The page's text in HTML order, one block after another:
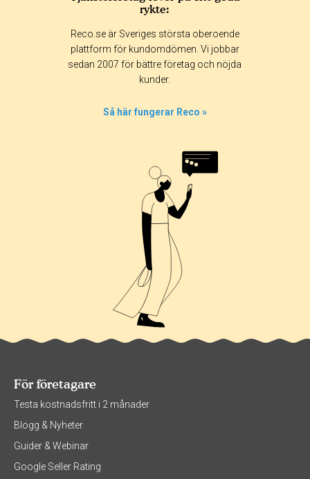
rykte:
Reco.se är Sveriges största oberoende
plattform för kundomdömen. Vi jobbar
sedan 2007 för bättre företag och nöjda
kunder.
Så här fungerar Reco »
För företagare
Testa kostnadsfritt i 2 månader
Blogg & Nyheter
Guider & Webinar
Google Seller Rating